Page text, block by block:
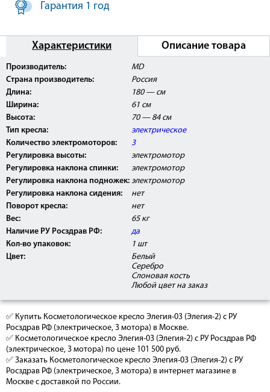
Гарантия 1 год
Характеристики Описание товара
Производитель:
MD
Страна производитель:
Россия
Длина:
180 — см
Ширина:
61 см
Высота:
70 — 84 см
Тип кресла:
электрическое
Количество электромоторов:
3
Регулировка высоты:
электромотор
Регулировка наклона спинки:
электромотор
Регулировка наклона подножек: электромотор
Регулировка наклона сидения:
нет
Поворот кресла:
нет
Вес:
65 кг
Наличие РУ Росздрав РФ:
да
Кол-во упаковок:
1 шт
Цвет:
Белый
Серебро
Слоновая кость
Любой цвет на заказ
Данное изделие поставляется с
Регистрационным Удостоверением Росздравнадзора
РФ и может быть использовано в медицинских
центрах, ЛПУ, а так же косметологических и
массажных кабинетах.
✅ Купить Косметологическое кресло Элегия-03 (Элегия-2) с РУ
Росздрав РФ (электрическое, 3 мотора) в Москве.
✅ Косметологическое кресло Элегия-03 (Элегия-2) с РУ Росздрав РФ
(электрическое, 3 мотора) по цене 101 500 руб.
✅ Заказать Косметологическое кресло Элегия-03 (Элегия-2) с РУ
Росздрав РФ (электрическое, 3 мотора) в интернет магазине в
Москве с доставкой по России.